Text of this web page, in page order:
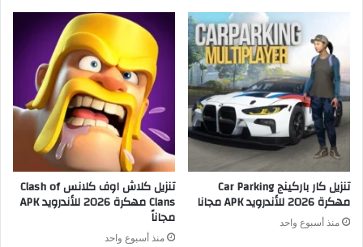
تنزيل كار باركينج Car Parking
مهكرة 2026 للأندرويد APK مجانا
منذ أسبوع واحد
تنزيل كلاش اوف كلانس Clash of
Clans مهكرة 2026 للأندرويد APK
مجاناً
منذ أسبوع واحد